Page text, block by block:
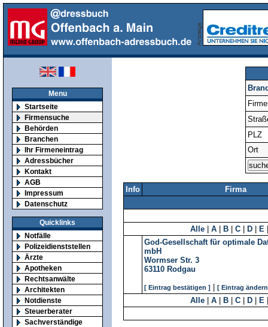
Menu
Startseite
Firmensuche
Behörden
Branchen
Ihr Firmeneintrag
Adressbücher
Kontakt
AGB
Impressum
Datenschutz
Quicklinks
Notfälle
Polizeidienststellen
Ärzte
Apotheken
Rechtsanwälte
Architekten
Notdienste
Steuerberater
Sachverständige
PLZ
Ort
Info Firma
Alle A B C D E
God-Gesellschaft für optimale
mbH
Wormser Str. 3
63110 Rodgau
[ Eintrag bestätigen ] [ Eintrag
Alle A B C D E